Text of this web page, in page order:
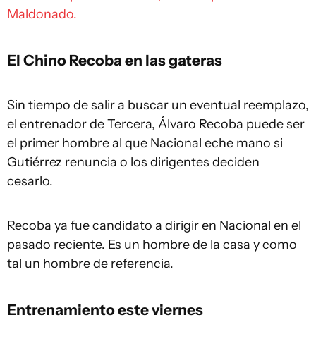
Maldonado.
El Chino Recoba en las gateras
Sin tiempo de salir a buscar un eventual reemplazo,
el entrenador de Tercera, Álvaro Recoba puede ser
el primer hombre al que Nacional eche mano si
Gutiérrez renuncia o los dirigentes deciden
cesarlo.
Recoba ya fue candidato a dirigir en Nacional en el
pasado reciente. Es un hombre de la casa y como
tal un hombre de referencia.
Entrenamiento este viernes